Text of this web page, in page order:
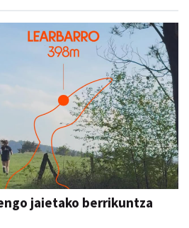
jaietako berrikuntza